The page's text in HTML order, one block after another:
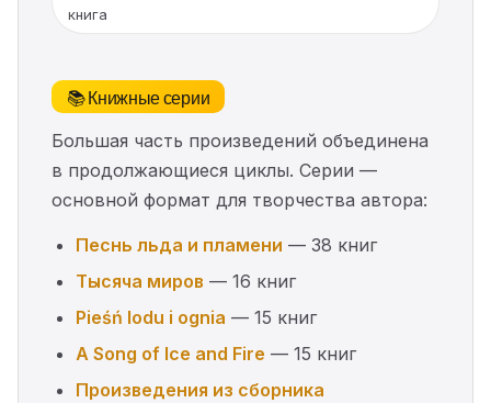
книга
📚 Книжные серии
Большая часть произведений объединена
в продолжающиеся циклы. Серии —
основной формат для творчества автора:
Песнь льда и пламени — 38 книг
Тысяча миров — 16 книг
Pieśń lodu i ognia — 15 книг
A Song of Ice and Fire — 15 книг
Произведения из сборника